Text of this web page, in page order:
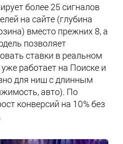
более 25 сигналов
на сайте (глубина
вместо прежних 8, а
позволяет
ставки в реальном
работает на Поиске и
для ниш с длинным
авто). По
конверсий на 10% без